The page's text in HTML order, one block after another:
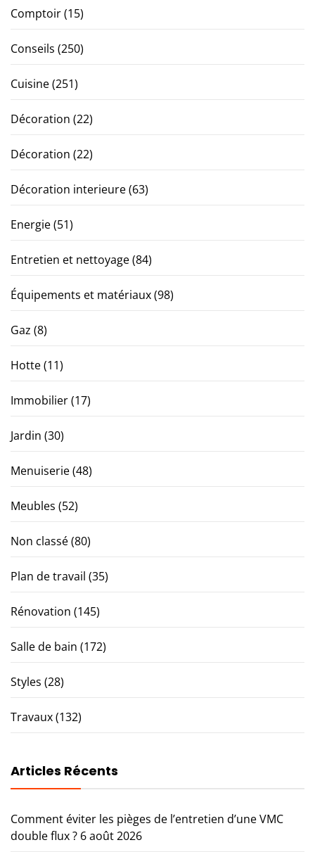
Comptoir(15)
Conseils (250)
Cuisine(251)
Décoration (22)
Décoration (22)
Décoration interieure(63)
Energie(51)
Entretien et nettoyage(84)
Équipements et matériaux(98)
Gaz (8)
Hotte(11)
Immobilier(17)
Jardin (30)
Menuiserie(48)
Meubles (52)
Non classé(80)
Plan de travail (35)
Rénovation (145)
Salle de bain (172)
Styles (28)
Travaux(132)
Articles Récents
Comment éviter les pièges de l’entretien d’une VMC
double flux ? 6 août 2026